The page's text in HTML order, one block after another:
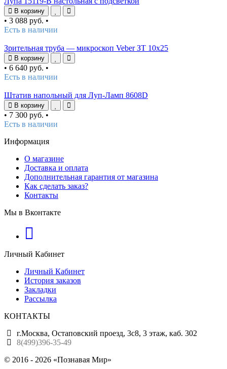
В корзину
• 3 088 руб. •
Есть в наличии
Зрительная труба — микроскоп Veber ЗТ 10x25
В корзину
• 6 640 руб. •
Есть в наличии
Штатив напольный для Луп-Ламп 8608D
В корзину
• 7 300 руб. •
Есть в наличии
Информация
О магазине
Доставка и оплата
Дополнительная гарантия от магазина
Как сделать заказ?
Контакты
Мы в Вконтакте
Личный Кабинет
Личный Кабинет
История заказов
Закладки
Рассылка
КОНТАКТЫ
г.Москва, Остаповский проезд, 3с8, 3 этаж, каб. 302
8(499)396-35-49
© 2016 - 2026 «Познавая Мир»